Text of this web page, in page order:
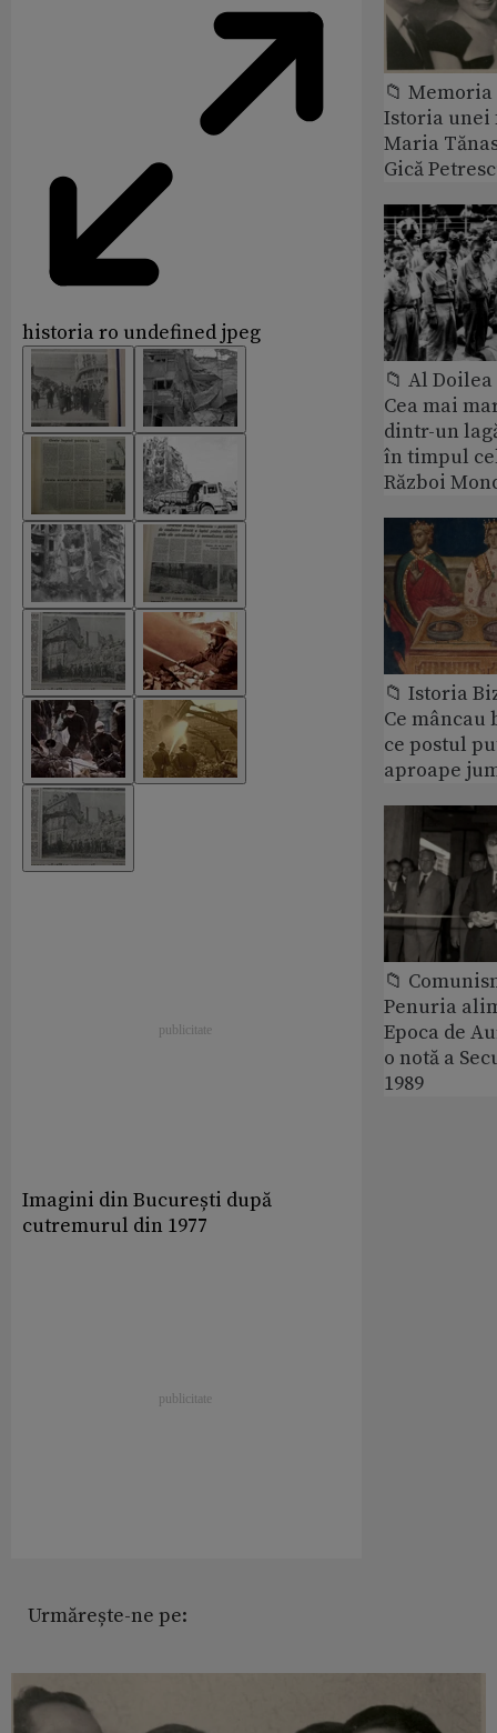
historia ro undefined jpeg
Imagini din București după
cutremurul din 1977
Urmărește-ne pe:
📁
Istoria
Maria
Gică
📁 Al
Cea mai
dintr-un
în timpul
Război
📁 Istoria
Ce
ce postul
aproape
📁
Penuria
Epoca de
o notă a
1989